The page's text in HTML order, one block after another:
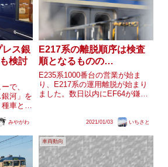
レス銀
検討
で、
銀河」を
車とし
ようで
を）あ
と言われ
系と
みやがわ
E217系の離脱順序は検査
順となるものの…
E235系1000番台の営業が始ま
り、E217系の運用離脱が始まり
ました。数日以内にEF64が鎌倉
では離脱順序の見通しについて触
月3日現在のE217系...
2021/01/03 いちさと
車両動向